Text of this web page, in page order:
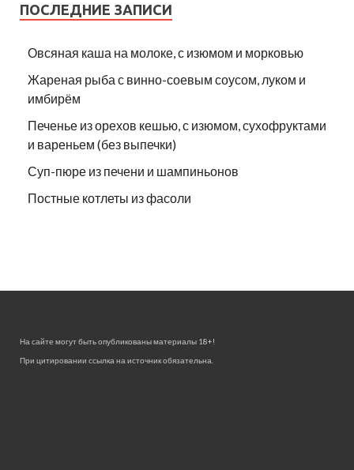
ПОСЛЕДНИЕ ЗАПИСИ
Овсяная каша на молоке, с изюмом и морковью
Жареная рыба с винно-соевым соусом, луком и
имбирём
Печенье из орехов кешью, с изюмом, сухофруктами
и вареньем (без выпечки)
Суп-пюре из печени и шампиньонов
Постные котлеты из фасоли
На сайте могут быть опубликованы материалы 18+!
При цитировании ссылка на источник обязательна.